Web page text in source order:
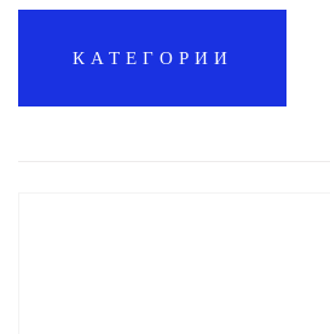
КАТЕГОРИИ